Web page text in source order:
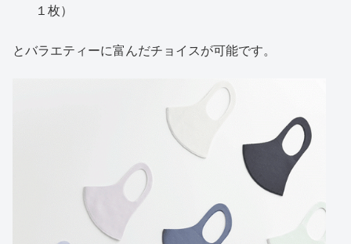
１枚）
とバラエティーに富んだチョイスが可能です。